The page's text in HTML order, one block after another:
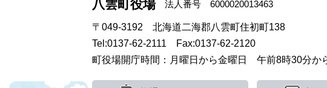
八雲町役場法人番号 6000020013463
〒049-3192 北海道二海郡八雲町住初町138
Tel:0137-62-2111 Fax:0137-62-2120
町役場開庁時間：月曜日から金曜日 午前8時30分か